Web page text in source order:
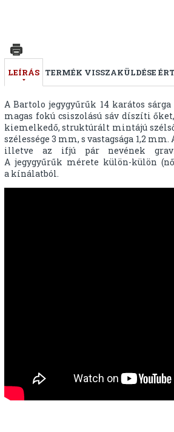
LEÍRÁS TERMÉK VISSZAKÜLDÉSE
A Bartolo jegygyűrűk 14 karátos
magas fokú csiszolású sáv díszíti
kiemelkedő, struktúrált mintájú
szélessége 3 mm, s vastagsága 1,2
illetve az ifjú pár nevének
A jegygyűrűk mérete külön-külön
a kínálatból.